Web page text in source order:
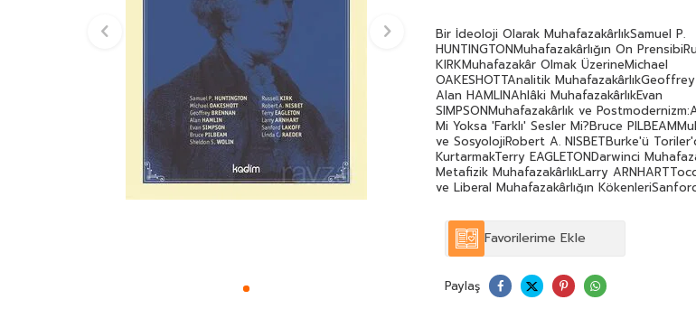
Bir İdeoloji Olarak MuhafazakârlıkSamuel P.
HUNTINGTONMuhafazakârlığın On
KIRKMuhafazakâr Olmak ÜzerineMichael
OAKESHOTTAnalitik
Alan HAMLINAhlâki MuhafazakârlıkEvan
SIMPSONMuhafazakârlık ve
Mi Yoksa 'Farklı' Sesler Mi?Bruce
ve SosyolojiRobert A. NISBETBurke'ü
KurtarmakTerry EAGLETONDarwinci
Metafizik MuhafazakârlıkLarry
ve Liberal Muhafazakârlığın
Muhafazakârlığı:Eleştirel Bir MukayeseLinda C.
RAEDERHume ve MuhafazakârlıkSheldon S.
Favorilerime Ekle
Paylaş